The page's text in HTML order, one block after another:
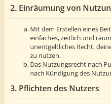
2. Einräumung von
Mit dem Erstellen eines
einfaches, zeitlich und
unentgeltliches Recht,
zu nutzen.
Das Nutzungsrecht nach
nach Kündigung des
3. Pflichten des Nutzers